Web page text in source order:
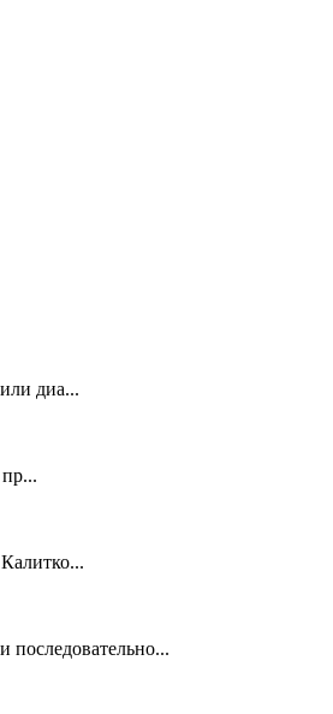
диа...
последовательно...